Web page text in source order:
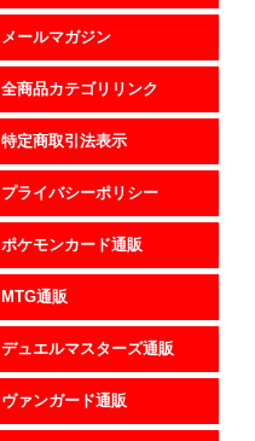
メールマガジン
全商品カテゴリリンク
特定商取引法表示
プライバシーポリシー
ポケモンカード通販
MTG通販
デュエルマスターズ通販
ヴァンガード通販